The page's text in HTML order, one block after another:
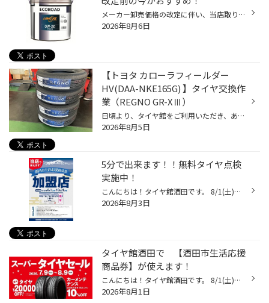
メーカー卸売価格の改定に伴い、当店取り扱いの一部のバッテリー・エンジンオイルの価格改定を 9/1より随時実施させていただきます。 現状の価格改定前の価格での対応については、各製品の値上がり前日までの作業実施が対象となっております。 夏休みでお出かけ予定の方や車検に向けて、そろそろ交...
2026年8月6日
【トヨタ カローラフィールダー
HV(DAA-NKE165G) 】タイヤ交換作
業（REGNO GR-XⅢ）
日頃より、タイヤ館をご利用いただき、ありがとうございます。 さて、当店と同じチェーン店の近隣タイヤ館店舗で作業いたしましたタイヤ交換をご紹介します。 （WEB掲載をご快諾いただきましたお客様！大変感謝しております。 いつもご愛顧いただき誠にありがとうございます！！） おクルマ：トヨタ...
2026年8月5日
5分で出来ます！！無料タイヤ点検
実施中！
こんにちは！タイヤ館酒田です。 8/1(土)からご利用が開始された【酒田市生活応援商品】 タイヤ館酒田でご使用いただけます！！ ご利用期間は10/31(土)まで。 【公式】酒田市生活応援商品券はこちらから さて 只今タイヤ館酒田では 無料タイヤ点検を実施中です！ 夏 お出かけ前に！ 春のタイヤ交換...
2026年8月3日
タイヤ館酒田で 【酒田市生活応援
商品券】が使えます！
こんにちは！タイヤ館酒田です。 8/1(土)からご利用が開始された【酒田市生活応援商品】 タイヤ館酒田でご使用いただけます！！ ご利用期間は10/31(土)まで。 【公式】酒田市生活応援商品券はこちらから ★【スーパータイヤセール】 8/9(日)まで好評開催中！！ 夏タイヤも スタッドレスタイヤも ブリ...
2026年8月1日